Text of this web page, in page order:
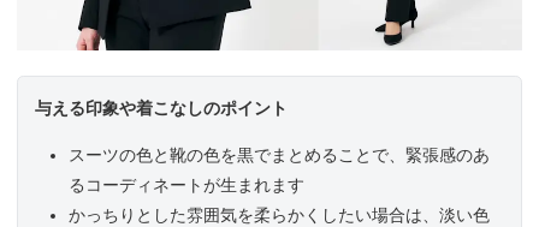
与える印象や着こなしのポイント
スーツの色と靴の色を黒でまとめることで、緊張感のあ
るコーディネートが生まれます
かっちりとした雰囲気を柔らかくしたい場合は、淡い色